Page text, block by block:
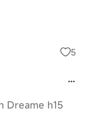
5
Dreame h15